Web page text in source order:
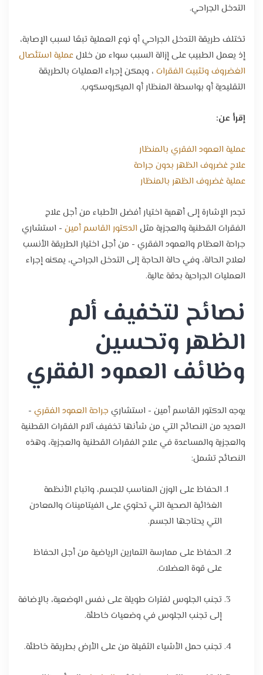
التدخل الجراحي.
تختلف طريقة التدخل الجراحي أو نوع العملية تبعًا لسبب الإصابة،
إذ يعمل الطبيب على إزالة السبب سواء من خلالعملية استئصال
الغضروف وتثبيت الفقرات ، ويمكن إجراء العمليات بالطريقة
التقليدية أو بواسطة المنظار أو الميكروسكوب.
إقرأ عن:
عملية العمود الفقري بالمنظار
علاج غضروف الظهر بدون جراحة
عملية غضروف الظهر بالمنظار
تجدر الإشارة إلى أهمية اختيار أفضل الأطباء من أجل علاج
الفقرات القطنية والعجزية مثل الدكتور القاسم أمين - استشاري
جراحة العظام والعمود الفقري - من أجل اختيار الطريقة الأنسب
لعلاج الحالة، وفي حالة الحاجة إلى التدخل الجراحي، يمكنه إجراء
العمليات الجراحية بدقة عالية.
نصائح لتخفيف ألم
الظهر وتحسين
وظائف العمود الفقري
يوجه الدكتور القاسم أمين - استشاري جراحة العمود الفقري -
العديد من النصائح التي من شأنها تخفيف آلام الفقرات القطنية
والعجزية والمساعدة في علاج الفقرات القطنية والعجزية، وهذه
النصائح تشمل:
الحفاظ على الوزن المناسب للجسم، واتباع الأنظمة
الغذائية الصحية التي تحتوي على الفيتامينات والمعادن
التي يحتاجها الجسم.
الحفاظ على ممارسة التمارين الرياضية من أجل الحفاظ
على قوة العضلات.
تجنب الجلوس لفترات طويلة على نفس الوضعية، بالإضافة
إلى تجنب الجلوس في وضعيات خاطئة.
تجنب حمل الأشياء الثقيلة من على الأرض بطريقة خاطئة.